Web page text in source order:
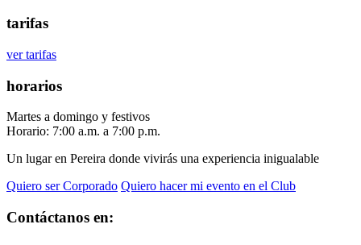
tarifas
ver tarifas
horarios
Martes a domingo y festivos
Horario: 7:00 a.m. a 7:00 p.m.
Un lugar en Pereira donde vivirás una experiencia inigualable
Quiero ser Corporado Quiero hacer mi evento en el Club
Contáctanos en: